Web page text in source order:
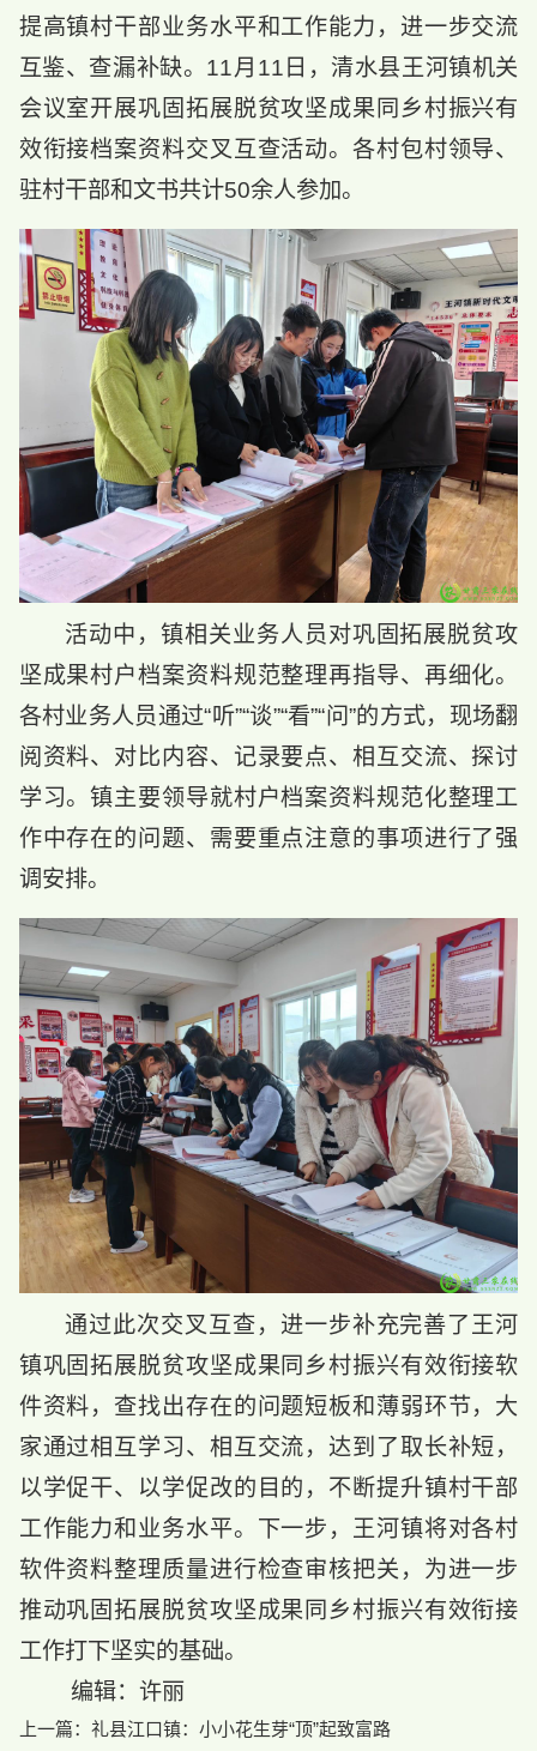
提高镇村干部业务水平和工作能力，进一步交流
互鉴、查漏补缺。11月11日，清水县王河镇机关
会议室开展巩固拓展脱贫攻坚成果同乡村振兴有
效衔接档案资料交叉互查活动。各村包村领导、
驻村干部和文书共计50余人参加。
活动中，镇相关业务人员对巩固拓展脱贫攻
坚成果村户档案资料规范整理再指导、再细化。
各村业务人员通过“听”“谈”“看”“问”的方式，现场翻
阅资料、对比内容、记录要点、相互交流、探讨
学习。镇主要领导就村户档案资料规范化整理工
作中存在的问题、需要重点注意的事项进行了强
调安排。
通过此次交叉互查，进一步补充完善了王河
镇巩固拓展脱贫攻坚成果同乡村振兴有效衔接软
件资料，查找出存在的问题短板和薄弱环节，大
家通过相互学习、相互交流，达到了取长补短，
以学促干、以学促改的目的，不断提升镇村干部
工作能力和业务水平。下一步，王河镇将对各村
软件资料整理质量进行检查审核把关，为进一步
推动巩固拓展脱贫攻坚成果同乡村振兴有效衔接
工作打下坚实的基础。
编辑：许丽
上一篇： 礼县江口镇：小小花生芽“顶”起致富路